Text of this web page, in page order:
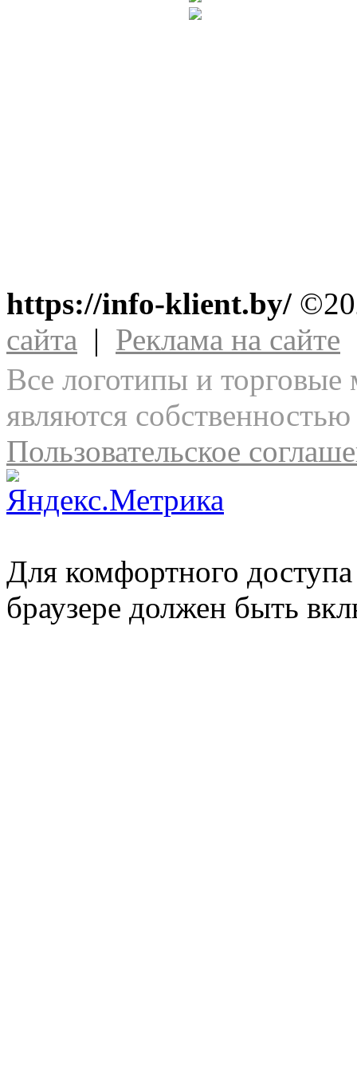
https://info-klient.by/
сайта | Реклама на сайте
Все логотипы и торговые
являются
Пользовательское
Для комфортного
браузере должен быть